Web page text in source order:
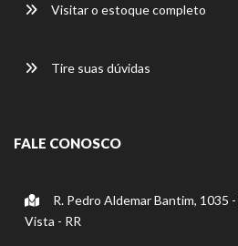
Visitar o estoque completo
Tire suas dúvidas
FALE CONOSCO
R. Pedro Aldemar Bantim, 1035
Vista - RR